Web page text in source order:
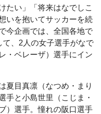
たい」「将来はなでしこ
いを抱いてサッカーを続
今企画では、全国各地で
、2人の女子選手がなで
・ベレーザ）選手にイン
夏目真凛（なつめ・まり
手と小島世里（こじま・
）選手。憧れの阪口選手